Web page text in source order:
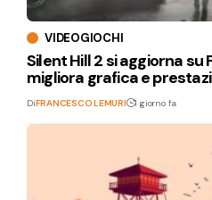
VIDEOGIOCHI
Silent Hill 2 si aggiorna su
migliora grafica e
DiFRANCESCO LEMURI 1 giorno fa